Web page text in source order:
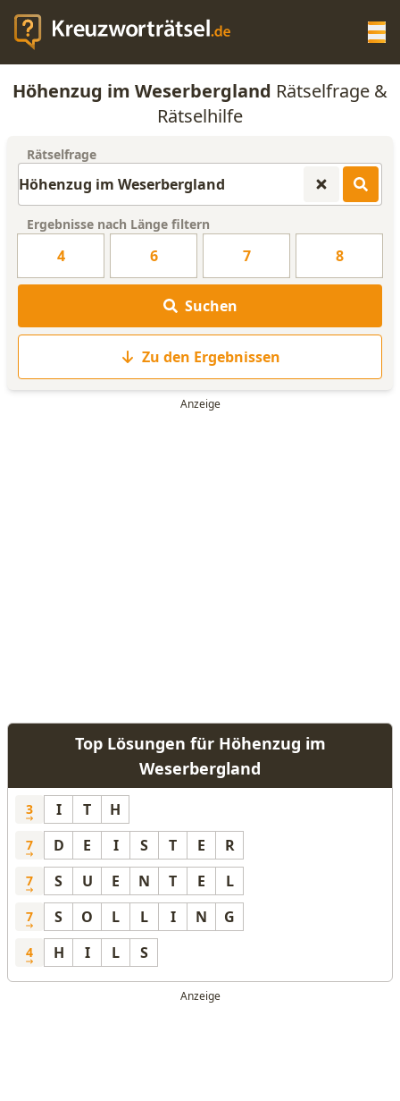
KREUZWORTRÄTSEL-HILFE
ANAGRAMM-GENERATOR
WORTLISTE
Höhenzug im Weserbergland Rätselfrage &
Rätselhilfe
Rätselfrage
Ergebnisse nach Länge filtern
4 6 7 8
Suchen
Zu den Ergebnissen
Top Lösungen für Höhenzug im
Weserbergland
3 I T H
7 D E I S T E R
7 S U E N T E L
7 S O L L I N G
4 H I L S